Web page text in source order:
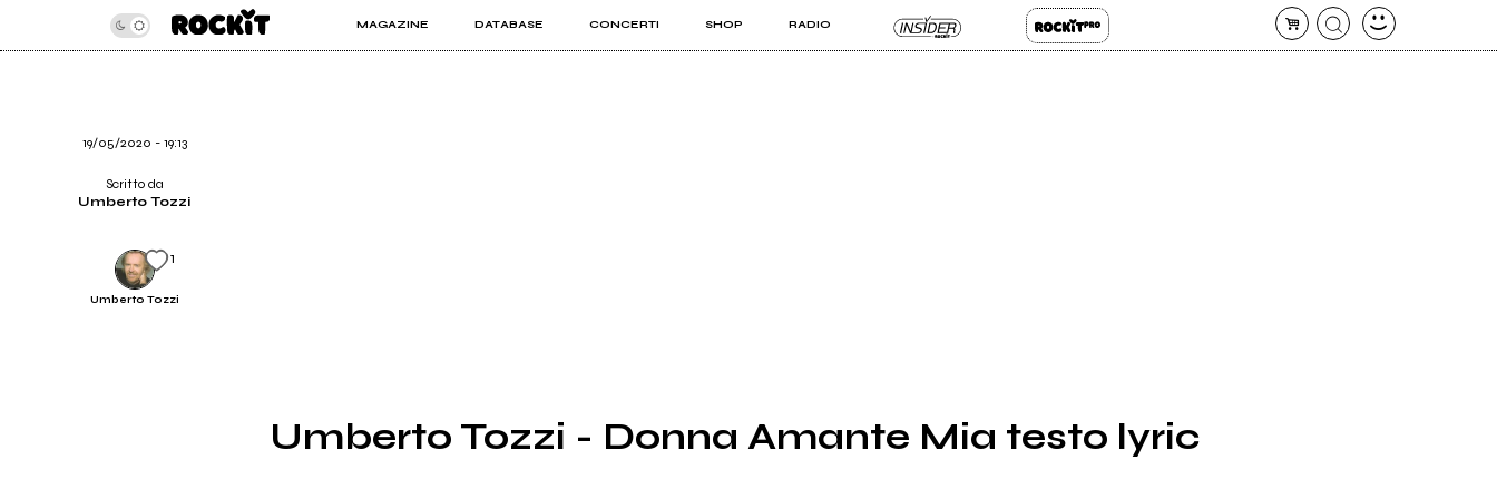
MAGAZINE DATABASE CONCERTI SHOP RADIO
INSIDER ROCKIT PRO
Umberto Tozzi - Donna Amante Mia testo lyric
19/05/2020 - 19:13
Scritto da
Umberto Tozzi
Umberto Tozzi
1